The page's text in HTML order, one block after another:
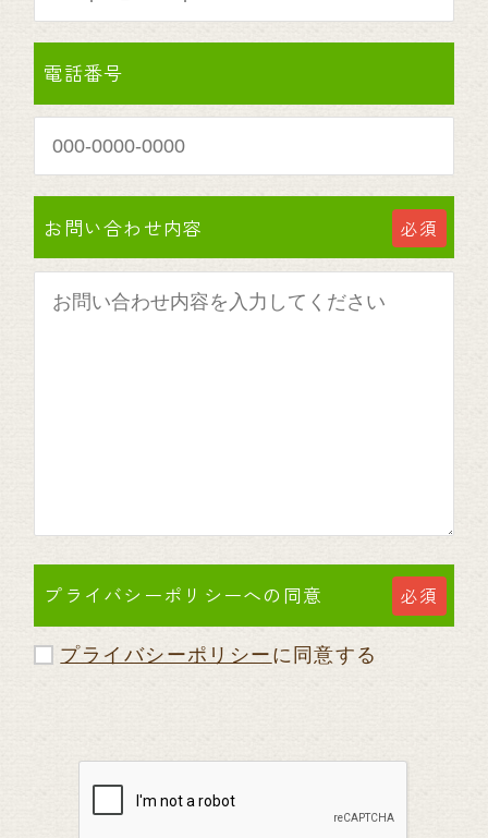
電話番号
お問い合わせ内容 必須
プライバシーポリシーへの同意 必須
プライバシーポリシー に同意する